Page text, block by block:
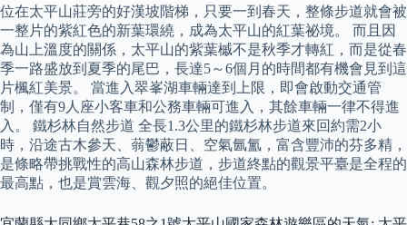
位在太平山莊旁的好漢坡階梯，只要一到春天，整條步道就會被
一整片的紫紅色的新葉環繞，成為太平山的紅葉祕境。 而且因
為山上溫度的關係，太平山的紫葉槭不是秋季才轉紅，而是從春
季一路盛放到夏季的尾巴，長達5～6個月的時間都有機會見到這
片楓紅美景。 當進入翠峯湖車輛達到上限，即會啟動交通管
制，僅有9人座小客車和公務車輛可進入，其餘車輛一律不得進
入。 鐵杉林自然步道 全長1.3公里的鐵杉林步道來回約需2小
時，沿途古木參天、蓊鬱蔽日、空氣氤氳，富含豐沛的芬多精，
是條略帶挑戰性的高山森林步道，步道終點的觀景平臺是全程的
最高點，也是賞雲海、觀夕照的絕佳位置。